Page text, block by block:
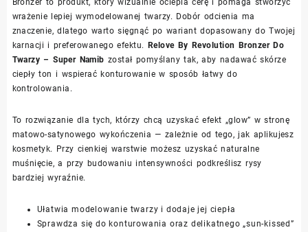
Bronzer to produkt, który wizualnie ociepla cerę i pomaga stworzyć
wrażenie lepiej wymodelowanej twarzy. Dobór odcienia ma
znaczenie, dlatego warto sięgnąć po wariant dopasowany do Twojej
karnacji i preferowanego efektu. Relove By Revolution Bronzer Do
Twarzy – Super Namib został pomyślany tak, aby nadawać skórze
ciepły ton i wspierać konturowanie w sposób łatwy do
kontrolowania.
To rozwiązanie dla tych, którzy chcą uzyskać efekt „glow” w stronę
matowo-satynowego wykończenia — zależnie od tego, jak aplikujesz
kosmetyk. Przy cienkiej warstwie możesz uzyskać naturalne
muśnięcie, a przy budowaniu intensywności podkreślisz rysy
bardziej wyraźnie.
Ułatwia modelowanie twarzy i dodaje jej ciepła
Sprawdza się do konturowania oraz delikatnego „sun-kissed”